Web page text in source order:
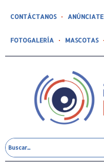
CONTÁCTANOS ANÚNCIATE
FOTOGALERÍA MASCOTAS